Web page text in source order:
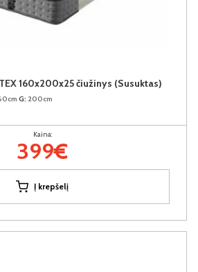
160x200x25 čiužinys (Susuktas)
G: 200cm
Kaina:
399€
Į krepšelį